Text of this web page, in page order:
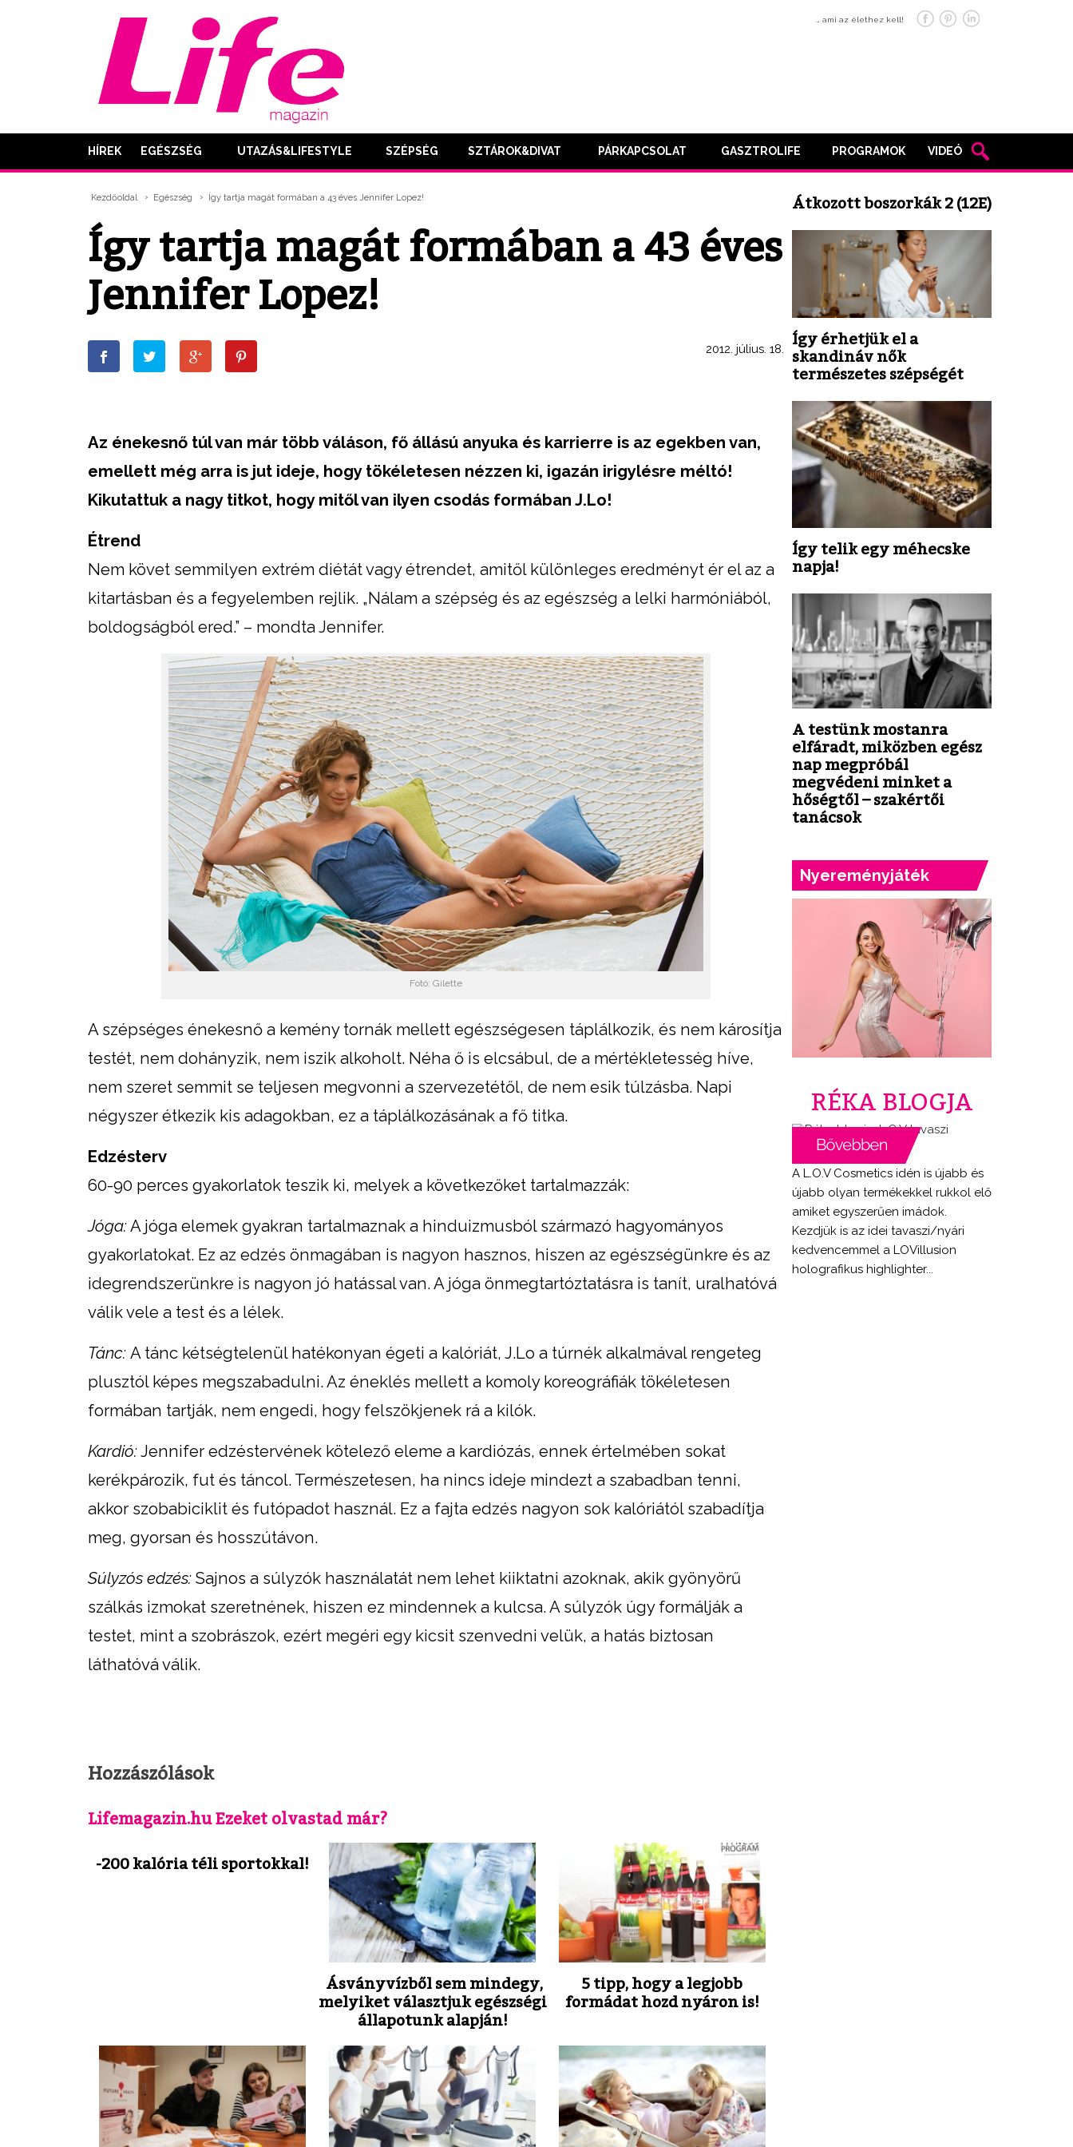
… ami az élethez kell!
HÍREK EGÉSZSÉG UTAZÁS&LIFESTYLE SZÉPSÉG SZTÁROK&DIVAT PÁRKAPCSOLAT GASZTROLIFE PROGRAMOK VIDEÓ
Kezdőoldal Egészség Így tartja magát formában a 43 éves Jennifer Lopez!
Így tartja magát formában a 43 éves
Jennifer Lopez!
2012. július. 18.
Az énekesnő túl van már több váláson, fő állású anyuka és karrierre is az egekben van,
emellett még arra is jut ideje, hogy tökéletesen nézzen ki, igazán irigylésre méltó!
Kikutattuk a nagy titkot, hogy mitől van ilyen csodás formában J.Lo!
Étrend
Nem követ semmilyen extrém diétát vagy étrendet, amitől különleges eredményt ér el az a
kitartásban és a fegyelemben rejlik. „Nálam a szépség és az egészség a lelki harmóniából,
boldogságból ered.” – mondta Jennifer.
Fotó: Gilette
A szépséges énekesnő a kemény tornák mellett egészségesen táplálkozik, és nem károsítja
testét, nem dohányzik, nem iszik alkoholt. Néha ő is elcsábul, de a mértékletesség híve,
nem szeret semmit se teljesen megvonni a szervezetétől, de nem esik túlzásba. Napi
négyszer étkezik kis adagokban, ez a táplálkozásának a fő titka.
Edzésterv
60-90 perces gyakorlatok teszik ki, melyek a következőket tartalmazzák:
Jóga:A jóga elemek gyakran tartalmaznak a hinduizmusból származó hagyományos
gyakorlatokat. Ez az edzés önmagában is nagyon hasznos, hiszen az egészségünkre és az
idegrendszerünkre is nagyon jó hatással van. A jóga önmegtartóztatásra is tanít, uralhatóvá
válik vele a test és a lélek.
Tánc: A tánc kétségtelenül hatékonyan égeti a kalóriát, J.Lo a túrnék alkalmával rengeteg
plusztól képes megszabadulni. Az éneklés mellett a komoly koreográfiák tökéletesen
formában tartják, nem engedi, hogy felszökjenek rá a kilók.
Kardió:Jennifer edzéstervének kötelező eleme a kardiózás, ennek értelmében sokat
kerékpározik, fut és táncol. Természetesen, ha nincs ideje mindezt a szabadban tenni,
akkor szobabiciklit és futópadot használ. Ez a fajta edzés nagyon sok kalóriától szabadítja
meg, gyorsan és hosszútávon.
Súlyzós edzés: Sajnos a súlyzók használatát nem lehet kiiktatni azoknak, akik gyönyörű
szálkás izmokat szeretnének, hiszen ez mindennek a kulcsa. A súlyzók úgy formálják a
testet, mint a szobrászok, ezért megéri egy kicsit szenvedni velük, a hatás biztosan
láthatóvá válik.
Hozzászólások
Lifemagazin.hu Ezeket olvastad már?
-200 kalória téli sportokkal!
Ásványvízből sem mindegy,
melyiket választjuk egészségi
állapotunk alapján!
5 tipp, hogy a legjobb
formádat hozd nyáron is!
Átkozott boszorkák 2 (12E)
Így érhetjük el a
skandináv nők
természetes szépségét
Így telik egy méhecske
napja!
A testünk mostanra
elfáradt, miközben egész
nap megpróbál
megvédeni minket a
hőségtől – szakértői
tanácsok
Nyereményjáték
RÉKA BLOGJA
A L.O.V Cosmetics idén is újabb és
újabb olyan termékekkel rukkol elő
amiket egyszerűen imádok.
Kezdjük is az idei tavaszi/nyári
kedvencemmel a LOVillusion
holografikus highlighter...